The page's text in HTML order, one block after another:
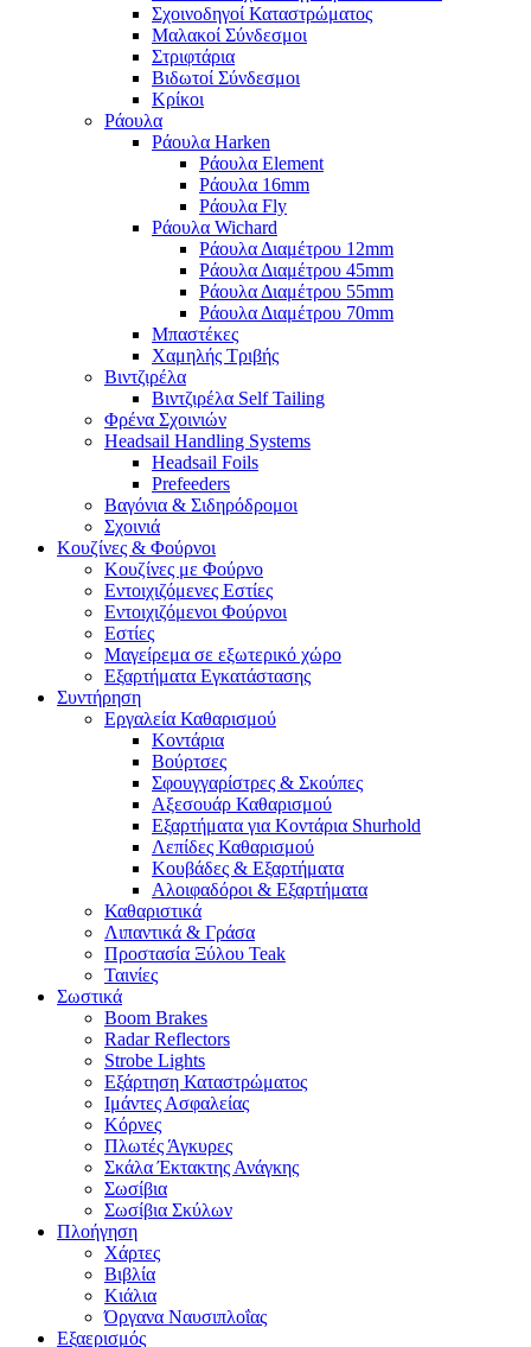
Σχοινοδηγοί Καταστρώματος
Μαλακοί Σύνδεσμοι
Στριφτάρια
Βιδωτοί Σύνδεσμοι
Κρίκοι
Ράουλα
Ράουλα Harken
Ράουλα Element
Ράουλα 16mm
Ράουλα Fly
Ράουλα Wichard
Ράουλα Διαμέτρου 12mm
Ράουλα Διαμέτρου 45mm
Ράουλα Διαμέτρου 55mm
Ράουλα Διαμέτρου 70mm
Μπαστέκες
Χαμηλής Τριβής
Βιντζιρέλα
Βιντζιρέλα Self Tailing
Φρένα Σχοινιών
Headsail Handling Systems
Headsail Foils
Prefeeders
Βαγόνια & Σιδηρόδρομοι
Σχοινιά
Κουζίνες & Φούρνοι
Κουζίνες με Φούρνο
Εντοιχιζόμενες Εστίες
Εντοιχιζόμενοι Φούρνοι
Εστίες
Μαγείρεμα σε εξωτερικό χώρο
Εξαρτήματα Εγκατάστασης
Συντήρηση
Εργαλεία Καθαρισμού
Κοντάρια
Βούρτσες
Σφουγγαρίστρες & Σκούπες
Αξεσουάρ Καθαρισμού
Εξαρτήματα για Κοντάρια Shurhold
Λεπίδες Καθαρισμού
Κουβάδες & Εξαρτήματα
Αλοιφαδόροι & Εξαρτήματα
Καθαριστικά
Λιπαντικά & Γράσα
Προστασία Ξύλου Teak
Ταινίες
Σωστικά
Boom Brakes
Radar Reflectors
Strobe Lights
Εξάρτηση Καταστρώματος
Ιμάντες Ασφαλείας
Κόρνες
Πλωτές Άγκυρες
Σκάλα Έκτακτης Ανάγκης
Σωσίβια
Σωσίβια Σκύλων
Πλοήγηση
Χάρτες
Βιβλία
Κιάλια
Όργανα Ναυσιπλοΐας
Εξαερισμός